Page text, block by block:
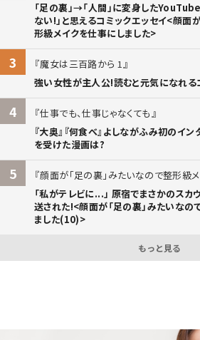
「足の裏」→「人間」に変身した
ない!」と思えるコミックエッセイ<顔面
形級メイクを仕事にしました>
3
魔女は三百路から 1
強い女性が主人公!読むと元気になれる
4
仕事でも、仕事じゃなくても
『大奥』『何食べ』よしながふみ初のイ
を受けた漫画は?
5
顔面が「足の裏」みたいなので整形級
「私がテレビに...」 原宿でまさかのス
送された!<顔面が「足の裏」みたいなの
ました(10)>
もっと見る